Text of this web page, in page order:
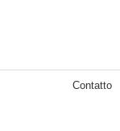
Contatto